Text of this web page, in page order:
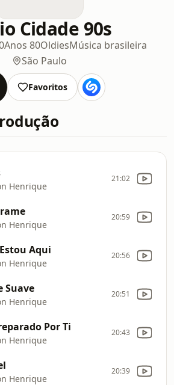
Cidade 90s
Anos 80OldiesMúsica brasileira
São Paulo
Favoritos
Henrique
21:02
Henrique
20:59
Aqui
Henrique
20:56
Suave
Henrique
20:51
Por Ti
Henrique
20:43
Henrique
20:39